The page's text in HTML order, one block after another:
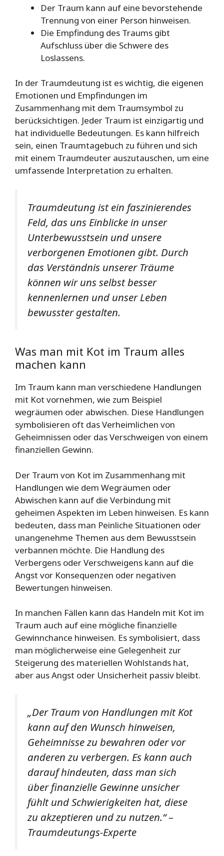
Der Traum kann auf eine bevorstehende
Trennung von einer Person hinweisen.
Die Empfindung des Traums gibt
Aufschluss über die Schwere des
Loslassens.
In der Traumdeutung ist es wichtig, die eigenen
Emotionen und Empfindungen im
Zusammenhang mit dem Traumsymbol zu
berücksichtigen. Jeder Traum ist einzigartig und
hat individuelle Bedeutungen. Es kann hilfreich
sein, einen Traumtagebuch zu führen und sich
mit einem Traumdeuter auszutauschen, um eine
umfassende Interpretation zu erhalten.
Traumdeutung ist ein faszinierendes
Feld, das uns Einblicke in unser
Unterbewusstsein und unsere
verborgenen Emotionen gibt. Durch
das Verständnis unserer Träume
können wir uns selbst besser
kennenlernen und unser Leben
bewusster gestalten.
Was man mit Kot im Traum alles
machen kann
Im Traum kann man verschiedene Handlungen
mit Kot vornehmen, wie zum Beispiel
wegräumen oder abwischen. Diese Handlungen
symbolisieren oft das Verheimlichen von
Geheimnissen oder das Verschweigen von einem
finanziellen Gewinn.
Der Traum von Kot im Zusammenhang mit
Handlungen wie dem Wegräumen oder
Abwischen kann auf die Verbindung mit
geheimen Aspekten im Leben hinweisen. Es kann
bedeuten, dass man Peinliche Situationen oder
unangenehme Themen aus dem Bewusstsein
verbannen möchte. Die Handlung des
Verbergens oder Verschweigens kann auf die
Angst vor Konsequenzen oder negativen
Bewertungen hinweisen.
In manchen Fällen kann das Handeln mit Kot im
Traum auch auf eine mögliche finanzielle
Gewinnchance hinweisen. Es symbolisiert, dass
man möglicherweise eine Gelegenheit zur
Steigerung des materiellen Wohlstands hat,
aber aus Angst oder Unsicherheit passiv bleibt.
„Der Traum von Handlungen mit Kot
kann auf den Wunsch hinweisen,
Geheimnisse zu bewahren oder vor
anderen zu verbergen. Es kann auch
darauf hindeuten, dass man sich
über finanzielle Gewinne unsicher
fühlt und Schwierigkeiten hat, diese
zu akzeptieren und zu nutzen.“ –
Traumdeutungs-Experte